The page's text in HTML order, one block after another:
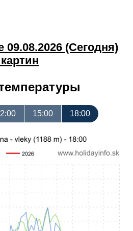
09.08.2026 (Cегодня)
15:00 18:00